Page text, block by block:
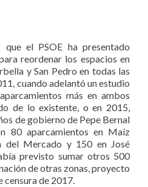
el PSOE ha presentado
reordenar los espacios en
y San Pedro en todas las
cuando adelantó un estudio
más en ambos
de lo existente, o en 2015,
de gobierno de Pepe Bernal
80 aparcamientos en Maíz
del Mercado y 150 en José
previsto sumar otros 500
de otras zonas, proyecto
censura de 2017.